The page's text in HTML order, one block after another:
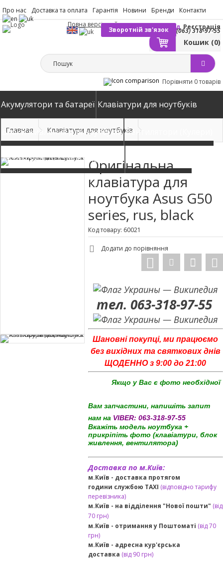
Про нас Доставка та оплата Гарантія Новини Бренди Контакти
(063) 318-97-55
Зворотній зв'язокВхід Реєстрація
Кошик (0)
Повна версія сайту
Порівняти 0 товарів
Акумулятори та батареї Клавіатури для ноутбуків
Блоки живлення для ноутбуків Вентилятори (Кулери)
Автомобільні зарядні пристрої
Главная Клавіатури для ноутбуків
Оригінальна
клавіатура для
ноутбука Asus G50
series, rus, black
Код товару: 60021
Додати до порівняння
тел. 063-318-97-55
Шановні покупці, ми працюємо
без вихідних та святкових днів
ЩОДЕННО з 9:00 до 21:00
Якщо у Вас є фото необхідної
Вам запчастини, напишіть запит
нам на VIBER: 063-318-97-55
Вкажіть модель ноутбука +
прикріпіть фото (клавіатури, блок
живлення, вентилятора)
Доставка по м.Київ:
м.Київ - доставка протягом
години службою TAXI (відповідно тарифу
перевізника)
м.Київ - на відділення "Нової пошти" (від
70 грн)
м.Київ - отримання у Поштоматі (від 70
грн)
м.Київ - адресна кур'єрська
доставка (від90 грн)